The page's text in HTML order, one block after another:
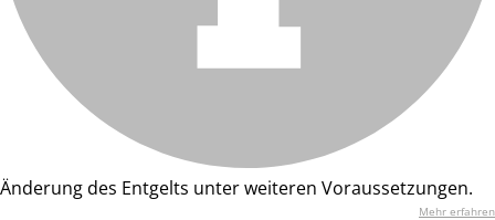
Änderung des Entgelts unter weiteren Voraussetzungen.
Mehr erfahren